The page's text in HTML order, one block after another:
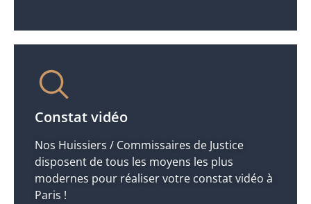
Constat vidéo
Nos Huissiers / Commissaires de Justice
disposent de tous les moyens les plus
modernes pour réaliser votre constat vidéo à
Paris !